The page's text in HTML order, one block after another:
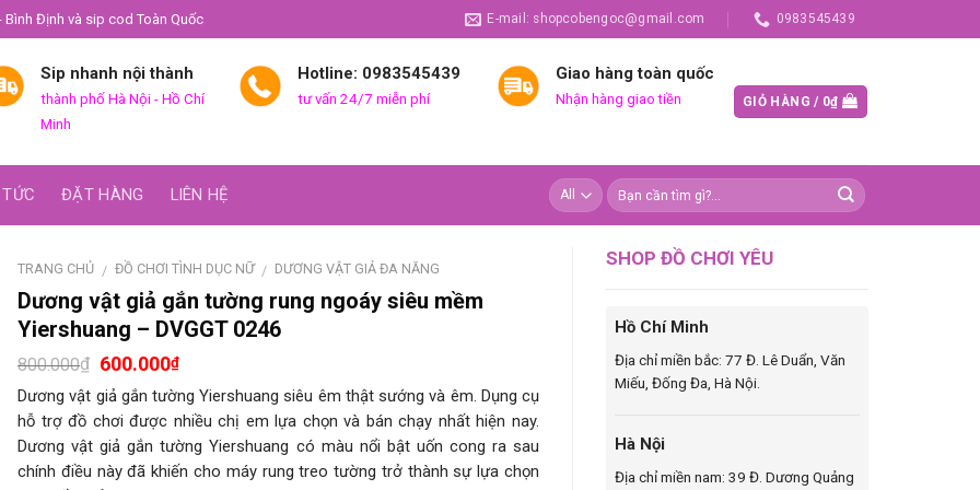
Bình Định và sip cod Toàn Quốc E-mail: shopcobengoc@gmail.com 0983545439
Sip nhanh nội thành
thành phố Hà Nội - Hồ Chí
Minh
Hotline: 0983545439
tư vấn 24/7 miễn phí
Giao hàng toàn quốc
Nhận hàng giao tiền GIỎ HÀNG / 0₫
ĐẶT HÀNG LIÊN HỆ
SHOP ĐỒ CHƠI YÊU
Hồ Chí Minh
Địa chỉ miền bắc: 77 Đ. Lê Duẩn, Văn
Miếu, Đống Đa, Hà Nội.
Hà Nội
Địa chỉ miền nam: 39 Đ. Dương Quảng
TRANG CHỦ / ĐỒ CHƠI TÌNH DỤC NỮ / DƯƠNG VẬT GIẢ ĐA NĂNG
Dương vật giả gắn tường rung ngoáy siêu mềm
Yiershuang – DVGGT 0246
800.000₫ 600.000₫
Dương vật giả gắn tường Yiershuang siêu êm thật sướng và êm. Dụng cụ
hỗ trợ đồ chơi được nhiều chị em lựa chọn và bán chạy nhất hiện nay.
Dương vật giả gắn tường Yiershuang có màu nổi bật uốn cong ra sau
chính điều này đã khiến cho máy rung treo tường trở thành sự lựa chọn